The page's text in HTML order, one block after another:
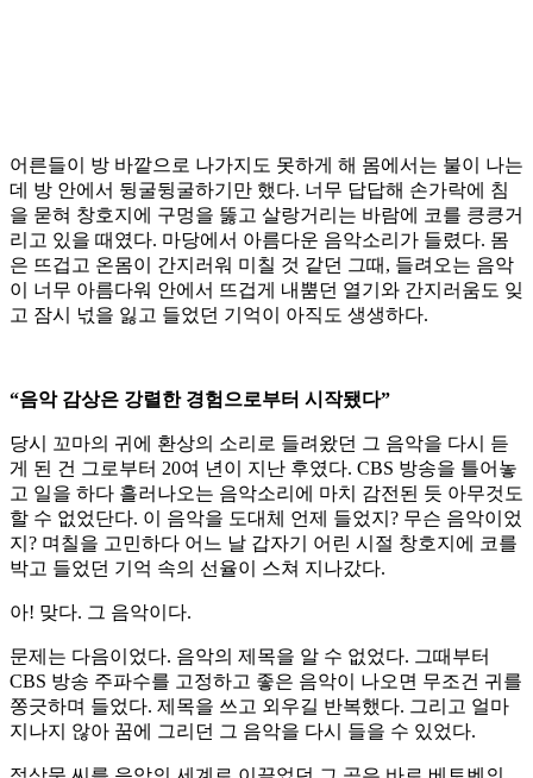
어른들이 방 바깥으로 나가지도 못하게 해 몸에서는 불이 나는
데 방 안에서 뒹굴뒹굴하기만 했다. 너무 답답해 손가락에 침
을 묻혀 창호지에 구멍을 뚫고 살랑거리는 바람에 코를 킁킁거
리고 있을 때였다. 마당에서 아름다운 음악소리가 들렸다. 몸
은 뜨겁고 온몸이 간지러워 미칠 것 같던 그때, 들려오는 음악
이 너무 아름다워 안에서 뜨겁게 내뿜던 열기와 간지러움도 잊
고 잠시 넋을 잃고 들었던 기억이 아직도 생생하다.
“음악 감상은 강렬한 경험으로부터 시작됐다”
당시 꼬마의 귀에 환상의 소리로 들려왔던 그 음악을 다시 듣
게 된 건 그로부터 20여 년이 지난 후였다. CBS 방송을 틀어놓
고 일을 하다 흘러나오는 음악소리에 마치 감전된 듯 아무것도
할 수 없었단다. 이 음악을 도대체 언제 들었지? 무슨 음악이었
지? 며칠을 고민하다 어느 날 갑자기 어린 시절 창호지에 코를
박고 들었던 기억 속의 선율이 스쳐 지나갔다.
아! 맞다. 그 음악이다.
문제는 다음이었다. 음악의 제목을 알 수 없었다. 그때부터
CBS 방송 주파수를 고정하고 좋은 음악이 나오면 무조건 귀를
쫑긋하며 들었다. 제목을 쓰고 외우길 반복했다. 그리고 얼마
지나지 않아 꿈에 그리던 그 음악을 다시 들을 수 있었다.